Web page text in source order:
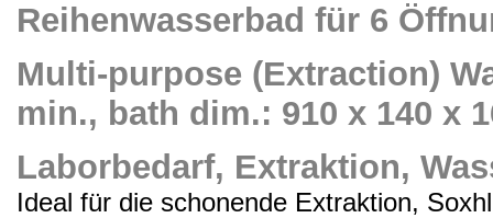
Reihenwasserbad für 6
Multi-purpose (Extraction)
min., bath dim.: 910 x 140 x
Laborbedarf, Extraktion,
Ideal für die schonende Extraktion,